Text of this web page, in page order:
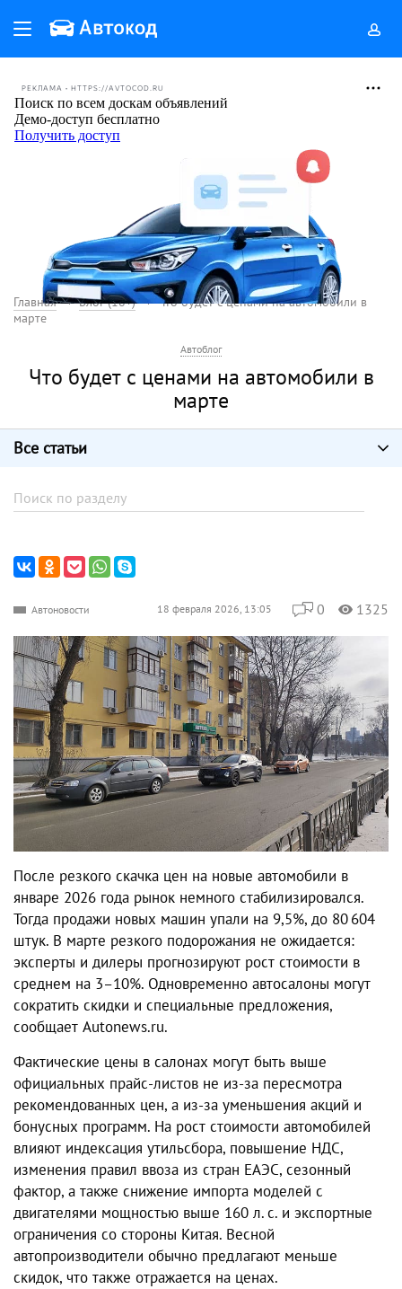
РЕКЛАМА • HTTPS://AVTOCOD.RU
Главная Блог (18+)
Что будет с ценами на автомобили в
марте
Автоблог
Что будет с ценами на автомобили в
марте
Все статьи
Автоновости 18 февраля 2026, 13:05 0 1325
После резкого скачка цен на новые автомобили в
январе 2026 года рынок немного стабилизировался.
Тогда продажи новых машин упали на 9,5%, до 80 604
штук. В марте резкого подорожания не ожидается:
эксперты и дилеры прогнозируют рост стоимости в
среднем на 3–10%. Одновременно автосалоны могут
сократить скидки и специальные предложения,
сообщает Autonews.ru.
Фактические цены в салонах могут быть выше
официальных прайс-листов не из-за пересмотра
рекомендованных цен, а из-за уменьшения акций и
бонусных программ. На рост стоимости автомобилей
влияют индексация утильсбора, повышение НДС,
изменения правил ввоза из стран ЕАЭС, сезонный
фактор, а также снижение импорта моделей с
двигателями мощностью выше 160 л. с. и экспортные
ограничения со стороны Китая. Весной
автопроизводители обычно предлагают меньше
скидок, что также отражается на ценах.